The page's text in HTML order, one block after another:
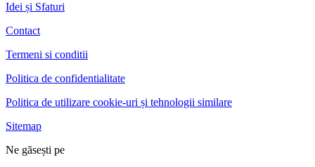
Idei și Sfaturi
Contact
Termeni si conditii
Politica de confidentialitate
Politica de utilizare cookie-uri și tehnologii similare
Sitemap
Ne găsești pe